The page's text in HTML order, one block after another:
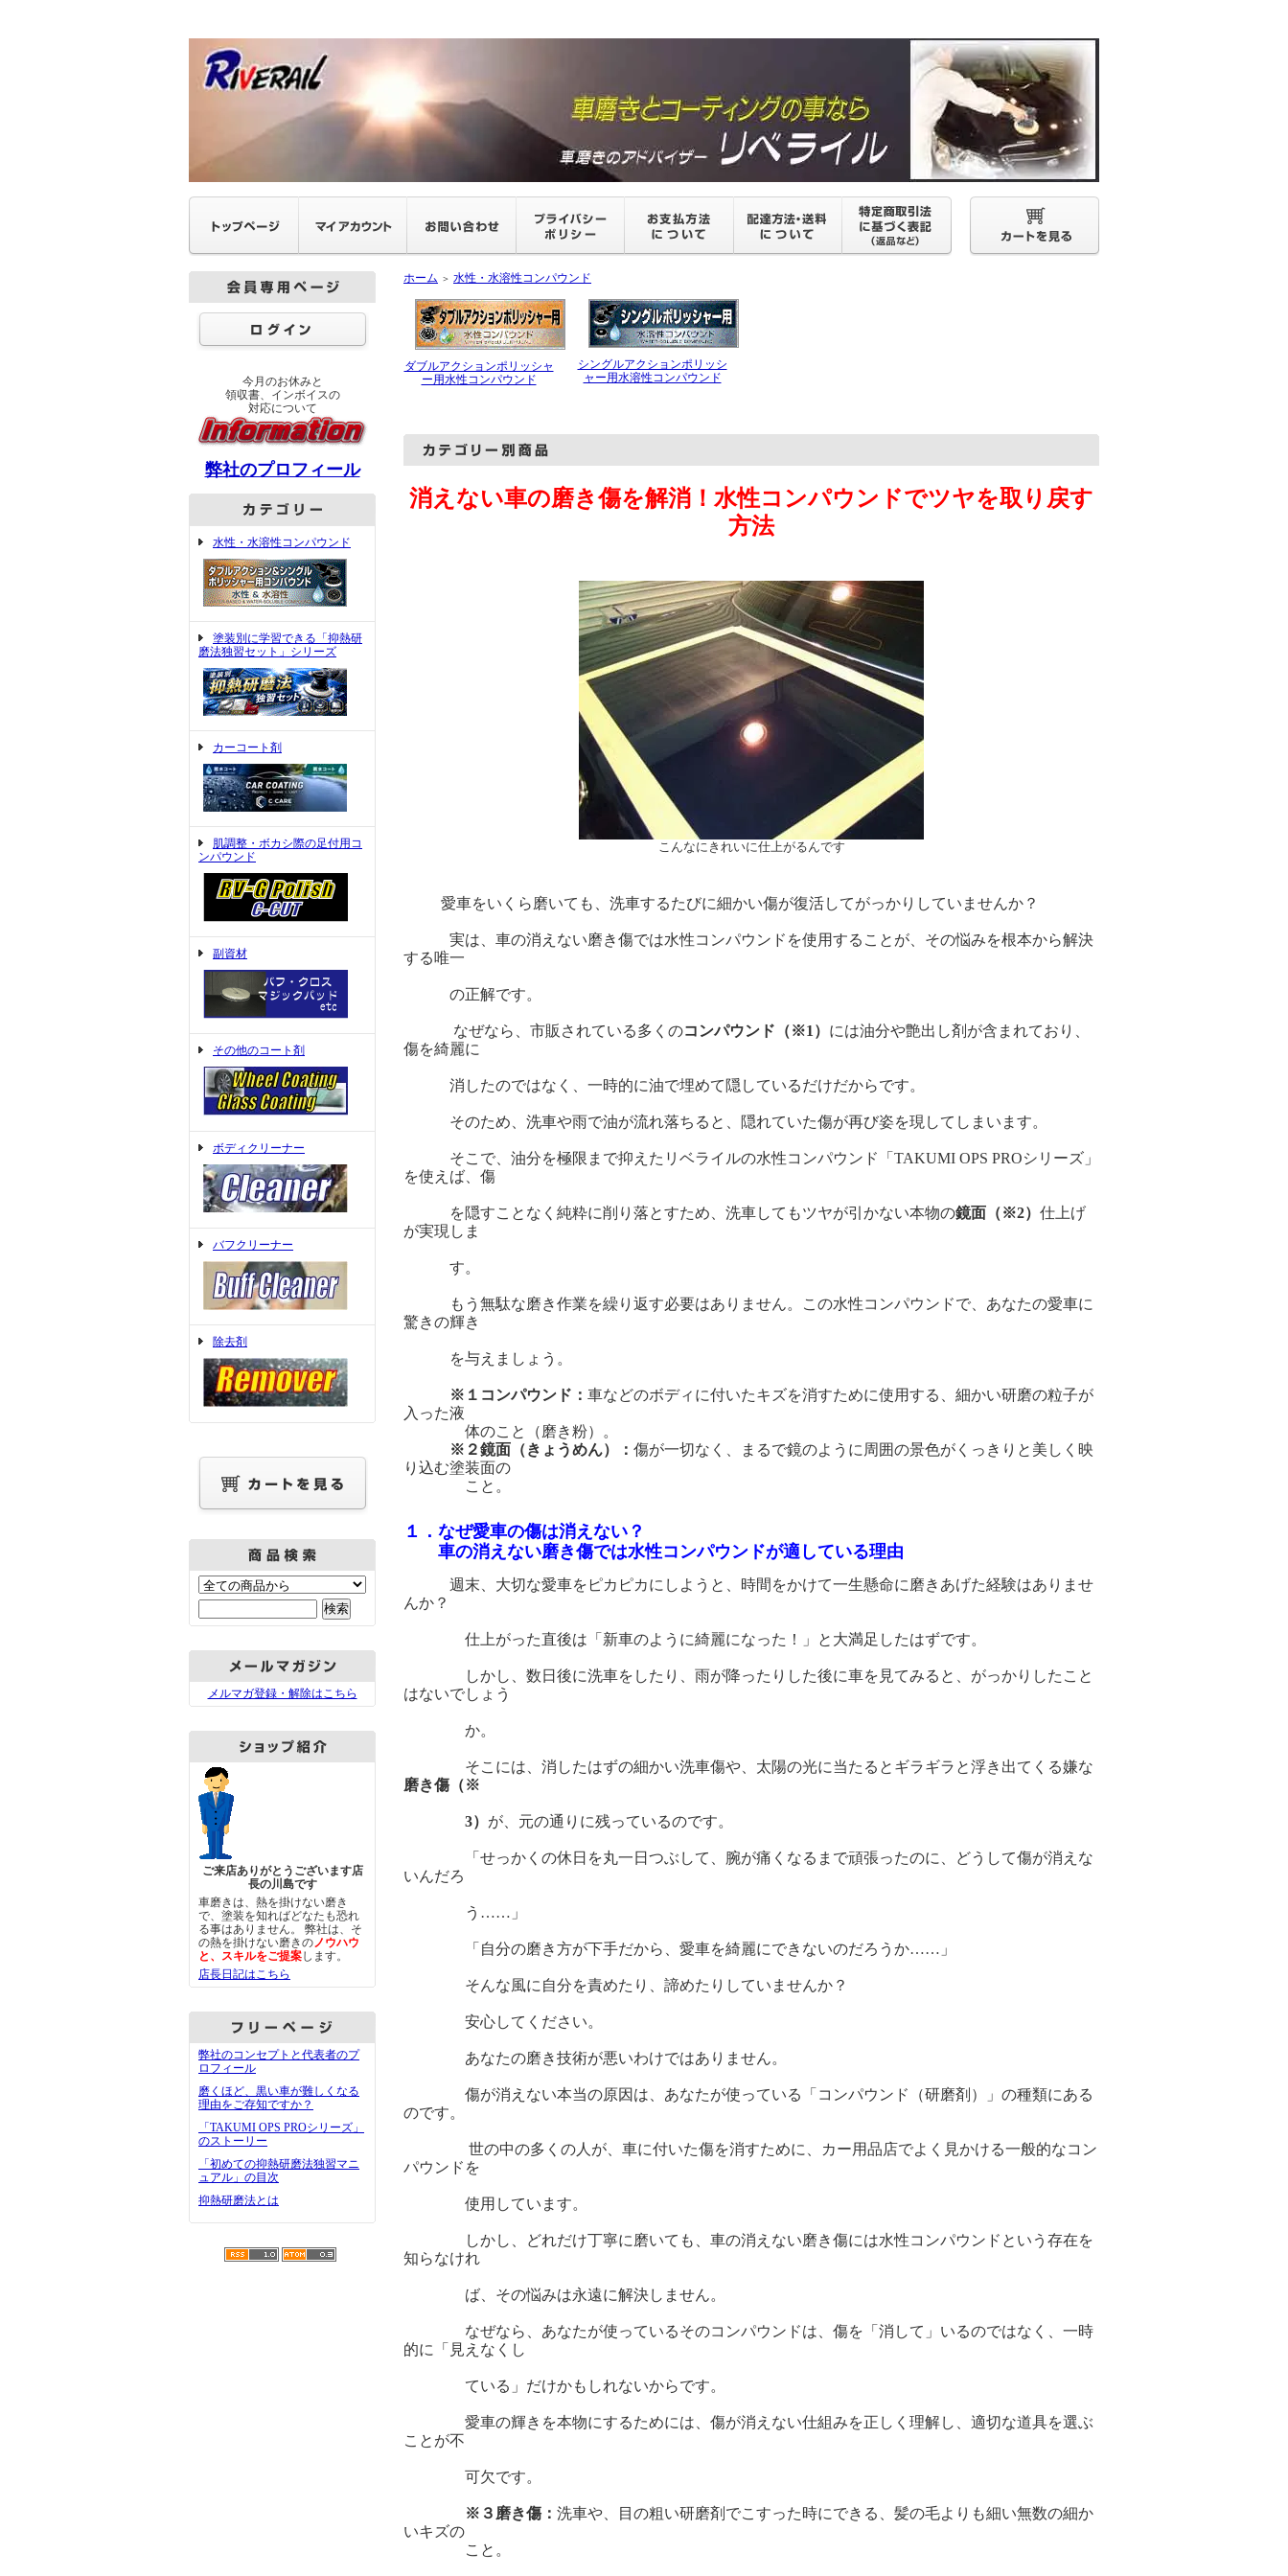
今月のお休みと
領収書、インボイスの
対応について
弊社のプロフィール
水性・水溶性コンパウンド
塗装別に学習できる「抑熱研
磨法独習セット」シリーズ
カーコート剤
肌調整・ボカシ際の足付用コ
ンパウンド
副資材
その他のコート剤
ボディクリーナー
バフクリーナー
除去剤
メルマガ登録・解除はこちら
ご来店ありがとうございます店
長の川島です
車磨きは、熱を掛けない磨き
で、塗装を知ればどなたも恐れ
る事はありません。 弊社は、そ
の熱を掛けない磨きのノウハウ
と、スキルをご提案します。
店長日記はこちら
弊社のコンセプトと代表者のプ
ロフィール
磨くほど、黒い車が難しくなる
理由をご存知ですか？
「TAKUMI OPS PROシリーズ」
のストーリー
「初めての抑熱研磨法独習マニ
ュアル」の目次
抑熱研磨法とは
ホーム ＞ 水性・水溶性コンパウンド
ダブルアクションポリッシャ
ー用水性コンパウンド
シングルアクションポリッシ
ャー用水溶性コンパウンド
消えない車の磨き傷を解消！水性コンパウンドでツヤを取り戻す
方法
こんなにきれいに仕上がるんです
愛車をいくら磨いても、洗車するたびに細かい傷が復活してがっかりしていませんか？
実は、車の消えない磨き傷では水性コンパウンドを使用することが、その悩みを根本から解決
する唯一
の正解です。
なぜなら、市販されている多くのコンパウンド（※1） には油分や艶出し剤が含まれており、
傷を綺麗に
消したのではなく、一時的に油で埋めて隠しているだけだからです。
そのため、洗車や雨で油が流れ落ちると、隠れていた傷が再び姿を現してしまいます。
そこで、油分を極限まで抑えたリベライルの水性コンパウンド「TAKUMI OPS PROシリーズ」
を使えば、傷
を隠すことなく純粋に削り落とすため、洗車してもツヤが引かない本物の鏡面（※2） 仕上げ
が実現しま
す。
もう無駄な磨き作業を繰り返す必要はありません。この水性コンパウンドで、あなたの愛車に
驚きの輝き
を与えましょう。
※１コンパウンド： 車などのボディに付いたキズを消すために使用する、細かい研磨の粒子が
入った液
体のこと（磨き粉）。
※２鏡面（きょうめん）： 傷が一切なく、まるで鏡のように周囲の景色がくっきりと美しく映
り込む塗装面の
こと。
１．なぜ愛車の傷は消えない？
車の消えない磨き傷では水性コンパウンドが適している理由
週末、大切な愛車をピカピカにしようと、時間をかけて一生懸命に磨きあげた経験はありませ
んか？
仕上がった直後は「新車のように綺麗になった！」と大満足したはずです。
しかし、数日後に洗車をしたり、雨が降ったりした後に車を見てみると、がっかりしたこと
はないでしょう
か。
そこには、消したはずの細かい洗車傷や、太陽の光に当たるとギラギラと浮き出てくる嫌な
磨き傷（※
3） が、元の通りに残っているのです。
「せっかくの休日を丸一日つぶして、腕が痛くなるまで頑張ったのに、どうして傷が消えな
いんだろ
う……」
「自分の磨き方が下手だから、愛車を綺麗にできないのだろうか……」
そんな風に自分を責めたり、諦めたりしていませんか？
安心してください。
あなたの磨き技術が悪いわけではありません。
傷が消えない本当の原因は、あなたが使っている「コンパウンド（研磨剤）」の種類にある
のです。
世の中の多くの人が、車に付いた傷を消すために、カー用品店でよく見かける一般的なコン
パウンドを
使用しています。
しかし、どれだけ丁寧に磨いても、車の消えない磨き傷には水性コンパウンドという存在を
知らなけれ
ば、その悩みは永遠に解決しません。
なぜなら、あなたが使っているそのコンパウンドは、傷を「消して」いるのではなく、一時
的に「見えなくし
ている」だけかもしれないからです。
愛車の輝きを本物にするためには、傷が消えない仕組みを正しく理解し、適切な道具を選ぶ
ことが不
可欠です。
※３磨き傷： 洗車や、目の粗い研磨剤でこすった時にできる、髪の毛よりも細い無数の細か
いキズの
こと。